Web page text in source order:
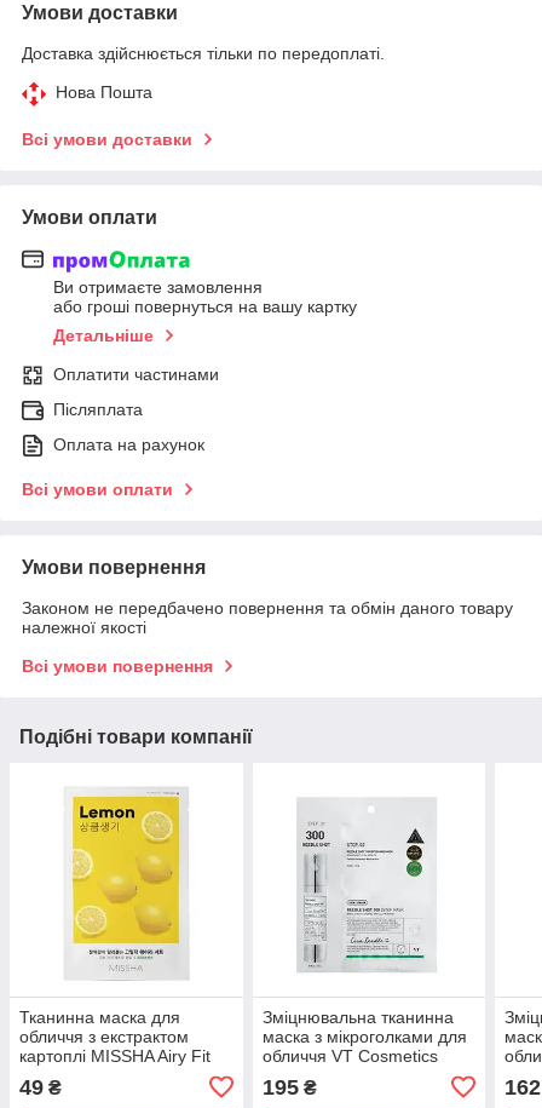
Умови доставки
Доставка здійснюється тільки по передоплаті.
Нова Пошта
Всі умови доставки
Умови оплати
Ви отримаєте замовлення
або гроші повернуться на вашу картку
Детальніше
Оплатити частинами
Післяплата
Оплата на рахунок
Всі умови оплати
Умови повернення
Законом не передбачено повернення та обмін даного товару
належної якості
Всі умови повернення
Подібні товари компанії
Тканинна маска для
обличчя з екстрактом
картоплі MISSHA Airy Fit
49 ₴
Зміцнювальна тканинна
маска з мікроголками для
обличчя VT Cosmetics
Mask 26,5g
195₴ 162